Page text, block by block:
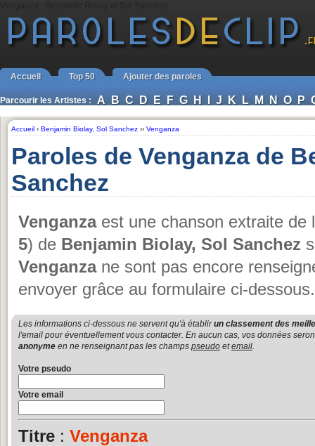
Accueil Top 50 Ajouter des paroles
Parcourir les Artistes : A B C D E F G H I J K L M N O P
Accueil › Benjamin Biolay, Sol Sanchez ›› Venganza
Paroles de Venganza de
Sanchez
Venganzaest une chanson extraite de
5) de Benjamin Biolay, Sol Sanchez
Venganzane sont pas encore
envoyer grâce au formulaire ci-dessous.
Les informations ci-dessous ne servent qu'à établirun classement des
l'email pour éventuellement vous contacter. En aucun cas, vos données
anonyme en ne renseignant pas les champs pseudo etemail.
Votre pseudo
Votre email
Titre : Venganza